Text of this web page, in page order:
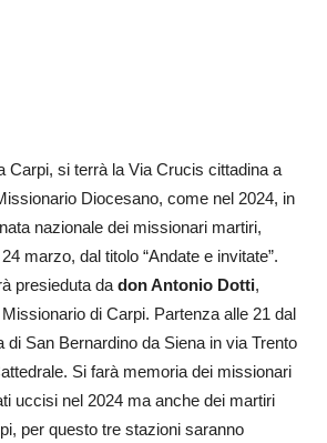
Carpi, si terrà la Via Crucis cittadina a
Diocesano, come nel 2024, in
nazionale dei missionari martiri,
marzo, dal titolo “Andate e invitate”.
presieduta da don Antonio Dotti,
di Carpi. Partenza alle 21 dal
di San Bernardino da Siena in via Trento
Si farà memoria dei missionari
uccisi nel 2024 ma anche dei martiri
per questo tre stazioni saranno